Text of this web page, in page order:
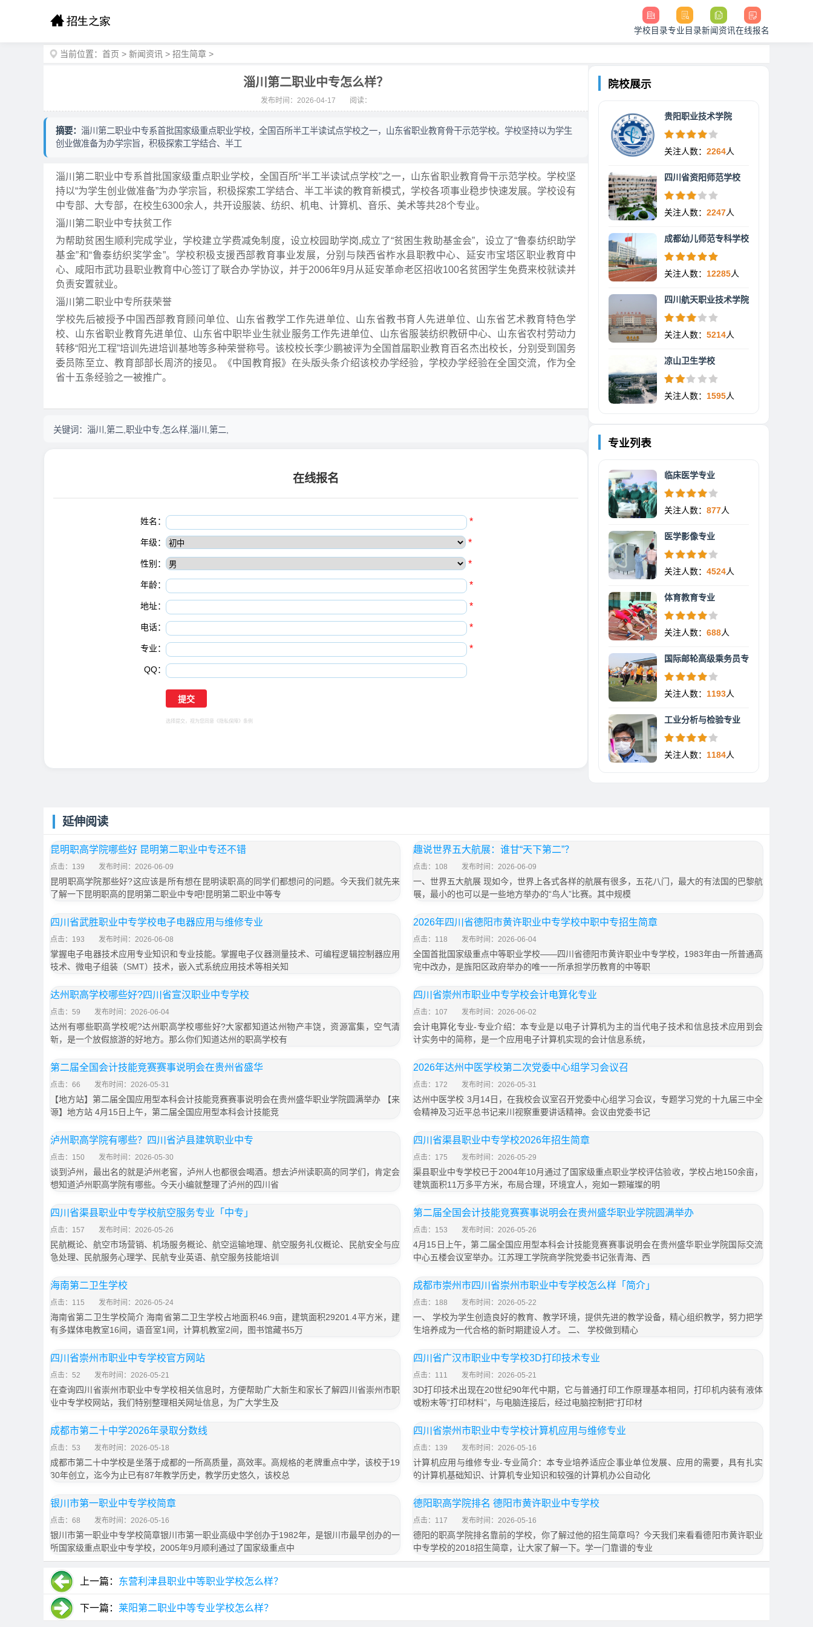
学校目录专业目录新闻资讯在线报名
当前位置： 首页 > 新闻资讯 > 招生简章 >
淄川第二职业中专怎么样？
发布时间：2026-04-17 阅读：
摘要： 淄川第二职业中专系首批国家级重点职业学校，全国百所半工半读试点学校之一，山东省职业教育骨干示范学校。学校坚持以为学生
创业做准备为办学宗旨，积极探索工学结合、半工
淄川第二职业中专系首批国家级重点职业学校，全国百所“半工半读试点学校”之一，山东省职业教育骨干示范学校。学校坚
持以“为学生创业做准备”为办学宗旨，积极探索工学结合、半工半读的教育新模式，学校各项事业稳步快速发展。学校设有
中专部、大专部，在校生6300余人，共开设服装、纺织、机电、计算机、音乐、美术等共28个专业。
淄川第二职业中专扶贫工作
为帮助贫困生顺利完成学业，学校建立学费减免制度，设立校园助学岗,成立了“贫困生救助基金会”，设立了“鲁泰纺织助学
基金”和“鲁泰纺织奖学金”。学校积极支援西部教育事业发展，分别与陕西省柞水县职教中心、延安市宝塔区职业教育中
心、咸阳市武功县职业教育中心签订了联合办学协议，并于2006年9月从延安革命老区招收100名贫困学生免费来校就读并
负责安置就业。
淄川第二职业中专所获荣誉
学校先后被授予中国西部教育顾问单位、山东省教学工作先进单位、山东省教书育人先进单位、山东省艺术教育特色学
校、山东省职业教育先进单位、山东省中职毕业生就业服务工作先进单位、山东省服装纺织教研中心、山东省农村劳动力
转移“阳光工程”培训先进培训基地等多种荣誉称号。该校校长李少鹏被评为全国首届职业教育百名杰出校长，分别受到国务
委员陈至立、教育部部长周济的接见。《中国教育报》在头版头条介绍该校办学经验，学校办学经验在全国交流，作为全
省十五条经验之一被推广。
关键词： 淄川,第二,职业中专,怎么样,淄川,第二,
在线报名
姓名： *
年级： *
性别： *
年龄： *
地址： *
电话： *
专业： *
QQ：
选择提交，视为您同意 《隐私保障》 条例
院校展示
贵阳职业技术学院
关注人数： 2264人
四川省资阳师范学校
关注人数： 2247人
成都幼儿师范专科学校
关注人数： 12285人
四川航天职业技术学院
关注人数： 5214人
凉山卫生学校
关注人数： 1595人
专业列表
临床医学专业
关注人数： 877人
医学影像专业
关注人数： 4524人
体育教育专业
关注人数： 688人
国际邮轮高级乘务员专
关注人数： 1193人
工业分析与检验专业
关注人数： 1184人
延伸阅读
昆明职高学院哪些好 昆明第二职业中专还不错
点击：139 发布时间：2026-06-09
昆明职高学院那些好?这应该是所有想在昆明读职高的同学们都想问的问题。今天我们就先来
了解一下昆明职高的昆明第二职业中专吧!昆明第二职业中等专
趣说世界五大航展：谁甘“天下第二”？
点击：108 发布时间：2026-06-09
一、世界五大航展 现如今，世界上各式各样的航展有很多，五花八门，最大的有法国的巴黎航
展，最小的也可以是一些地方举办的“鸟人”比赛。其中规模
四川省武胜职业中专学校电子电器应用与维修专业
点击：193 发布时间：2026-06-08
掌握电子电器技术应用专业知识和专业技能。掌握电子仪器测量技术、可编程逻辑控制器应用
技术、微电子组装（SMT）技术，嵌入式系统应用技术等相关知
2026年四川省德阳市黄许职业中专学校中职中专招生简章
点击：118 发布时间：2026-06-04
全国首批国家级重点中等职业学校——四川省德阳市黄许职业中专学校，1983年由一所普通高
完中改办，是旌阳区政府举办的唯一一所承担学历教育的中等职
达州职高学校哪些好?四川省宣汉职业中专学校
点击：59 发布时间：2026-06-04
达州有哪些职高学校呢?达州职高学校哪些好?大家都知道达州物产丰饶，资源富集，空气清
新，是一个放假旅游的好地方。那么你们知道达州的职高学校有
四川省崇州市职业中专学校会计电算化专业
点击：107 发布时间：2026-06-02
会计电算化专业-专业介绍：本专业是以电子计算机为主的当代电子技术和信息技术应用到会
计实务中的简称，是一个应用电子计算机实现的会计信息系统，
第二届全国会计技能竞赛赛事说明会在贵州省盛华
点击：66 发布时间：2026-05-31
【地方站】第二届全国应用型本科会计技能竞赛赛事说明会在贵州盛华职业学院圆满举办 【来
源】地方站 4月15日上午，第二届全国应用型本科会计技能竞
2026年达州中医学校第二次党委中心组学习会议召
点击：172 发布时间：2026-05-31
达州中医学校 3月14日，在我校会议室召开党委中心组学习会议，专题学习党的十九届三中全
会精神及习近平总书记来川视察重要讲话精神。会议由党委书记
泸州职高学院有哪些？四川省泸县建筑职业中专
点击：150 发布时间：2026-05-30
谈到泸州，最出名的就是泸州老窖，泸州人也都很会喝酒。想去泸州读职高的同学们，肯定会
想知道泸州职高学院有哪些。今天小编就整理了泸州的四川省
四川省渠县职业中专学校2026年招生简章
点击：175 发布时间：2026-05-29
渠县职业中专学校已于2004年10月通过了国家级重点职业学校评估验收，学校占地150余亩，
建筑面积11万多平方米，布局合理，环境宜人，宛如一颗璀璨的明
四川省渠县职业中专学校航空服务专业「中专」
点击：157 发布时间：2026-05-26
民航概论、航空市场营销、机场服务概论、航空运输地理、航空服务礼仪概论、民航安全与应
急处理、民航服务心理学、民航专业英语、航空服务技能培训
第二届全国会计技能竞赛赛事说明会在贵州盛华职业学院圆满举办
点击：153 发布时间：2026-05-26
4月15日上午，第二届全国应用型本科会计技能竞赛赛事说明会在贵州盛华职业学院国际交流
中心五楼会议室举办。江苏理工学院商学院党委书记张青海、西
海南第二卫生学校
点击：115 发布时间：2026-05-24
海南省第二卫生学校简介 海南省第二卫生学校占地面积46.9亩，建筑面积29201.4平方米，建
有多媒体电教室16间，语音室1间，计算机教室2间，图书馆藏书5万
成都市崇州市四川省崇州市职业中专学校怎么样「简介」
点击：188 发布时间：2026-05-22
一、 学校为学生创造良好的教育、教学环境，提供先进的教学设备，精心组织教学，努力把学
生培养成为一代合格的新时期建设人才。 二、 学校做到精心
四川省崇州市职业中专学校官方网站
点击：52 发布时间：2026-05-21
在查询四川省崇州市职业中专学校相关信息时，方便帮助广大新生和家长了解四川省崇州市职
业中专学校网站，我们特别整理相关网址信息，为广大学生及
四川省广汉市职业中专学校3D打印技术专业
点击：111 发布时间：2026-05-21
3D打印技术出现在20世纪90年代中期，它与普通打印工作原理基本相同，打印机内装有液体
或粉末等“打印材料”，与电脑连接后，经过电脑控制把“打印材
成都市第二十中学2026年录取分数线
点击：53 发布时间：2026-05-18
成都市第二十中学校是坐落于成都的一所高质量，高效率。高规格的老牌重点中学，该校于19
30年创立，迄今为止已有87年教学历史，教学历史悠久，该校总
四川省崇州市职业中专学校计算机应用与维修专业
点击：139 发布时间：2026-05-16
计算机应用与维修专业-专业简介：本专业培养适应企事业单位发展、应用的需要，具有扎实
的计算机基础知识、计算机专业知识和较强的计算机办公自动化
银川市第一职业中专学校简章
点击：68 发布时间：2026-05-16
银川市第一职业中专学校简章银川市第一职业高级中学创办于1982年，是银川市最早创办的一
所国家级重点职业中专学校，2005年9月顺利通过了国家级重点中
德阳职高学院排名 德阳市黄许职业中专学校
点击：117 发布时间：2026-05-16
德阳的职高学院排名靠前的学校，你了解过他的招生简章吗？今天我们来看看德阳市黄许职业
中专学校的2018招生简章，让大家了解一下。学一门靠谱的专业
上一篇： 东营利津县职业中等职业学校怎么样？
下一篇： 莱阳第二职业中等专业学校怎么样？